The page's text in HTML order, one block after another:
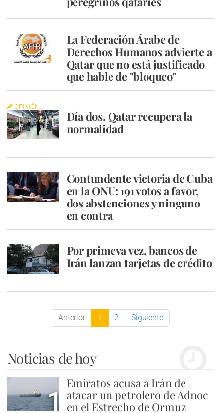
La Federación Árabe de
Derechos Humanos advierte a
Qatar que no está justificado
que hable de "bloqueo"
OPINIÓN
Día dos. Qatar recupera la
normalidad
Contundente victoria de Cuba
en la ONU: 191 votos a favor,
dos abstenciones y ninguno
en contra
Por primeva vez, bancos de
Irán lanzan tarjetas de crédito
Anterior 1 2 Siguiente
Noticias de hoy
1
Emiratos acusa a Irán de
atacar un petrolero de Adnoc
en el Estrecho de Ormuz